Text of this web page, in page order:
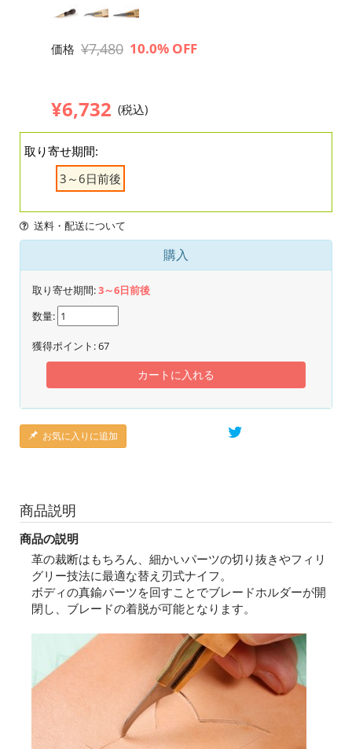
価格 ¥7,480 10.0% OFF
¥6,732 (税込)
取り寄せ期間:
3～6日前後
送料・配送について
購入
取り寄せ期間:3～6日前後
数量:
獲得ポイント:67
カートに入れる
お気に入りに追加
商品説明
商品の説明
革の裁断はもちろん、細かいパーツの切り抜きやフィリ
グリー技法に最適な替え刃式ナイフ。
ボディの真鍮パーツを回すことでブレードホルダーが開
閉し、ブレードの着脱が可能となります。